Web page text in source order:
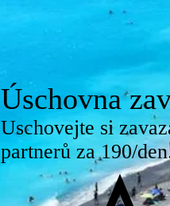
Úschovna
Uschovejte si
partnerů za 190/